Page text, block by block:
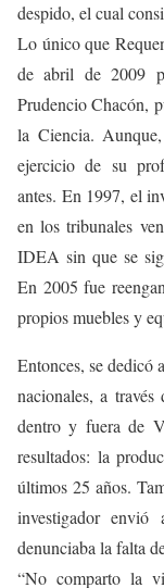
despido, el cual
Lo único que
de abril de 2009
Prudencio Chacón,
la Ciencia.
ejercicio de su
antes. En 1997, el
en los tribunales
IDEA sin que se
En 2005 fue
propios muebles y
Entonces, se dedicó
nacionales, a
dentro y fuera de
resultados: la
últimos 25 años.
investigador
denunciaba la falta
“No comparto la